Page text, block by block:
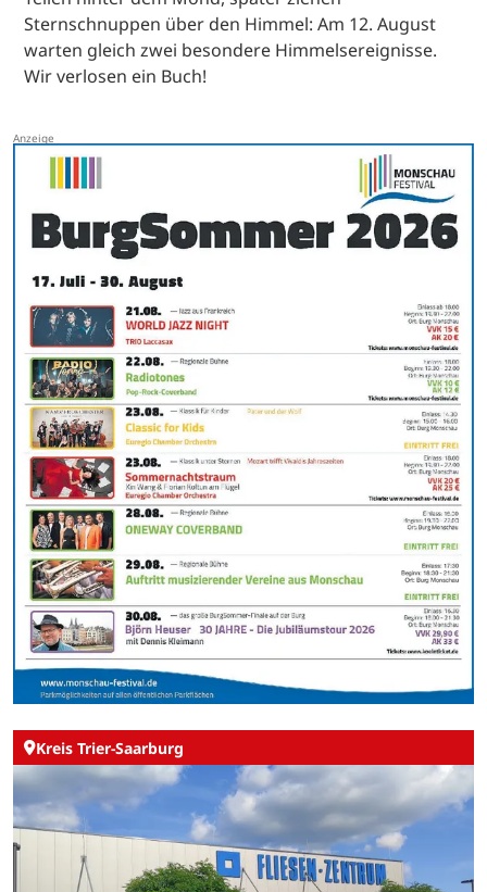
Sternschnuppen über den Himmel: Am 12. August
warten gleich zwei besondere Himmelsereignisse.
Wir verlosen ein Buch!
Kreis Trier-Saarburg